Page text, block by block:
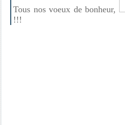
Tous nos voeux de bonheur,
!!!